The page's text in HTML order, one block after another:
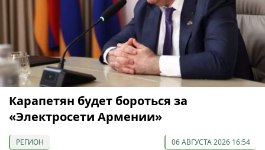
Карапетян будет бороться за
«Электросети Армении»
РЕГИОН 06 АВГУСТА 2026 16:54